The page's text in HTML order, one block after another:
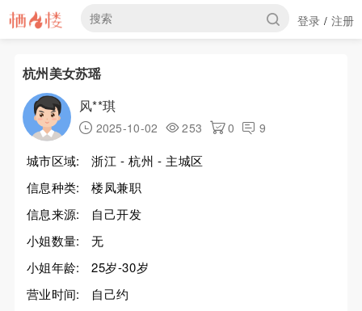
登录 / 注册
杭州美女苏瑶
风**琪
2025-10-02 253 0 9
城市区域:
浙江 - 杭州 - 主城区
信息种类:
楼凤兼职
信息来源:
自己开发
小姐数量:
无
小姐年龄:
25岁-30岁
营业时间:
自己约